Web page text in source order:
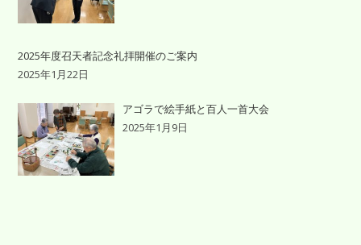
2025年度召天者記念礼拝開催のご案内
2025年1月22日
アゴラで絵手紙と百人一首大会
2025年1月9日